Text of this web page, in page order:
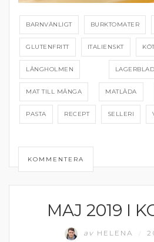
BARNVÄNLIGT BURKTOMATER
GLUTENFRITT ITALIENSKT
LÅNGHOLMEN LAGERBLAD
MAT TILL MÅNGA MATLÅDA
PASTA RECEPT SELLERI
KOMMENTERA
MATPRATMAJ 2019 I
av HELENA